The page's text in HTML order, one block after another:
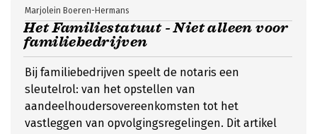
Het Familiestatuut - Niet alleen voor
familiebedrijven
Marjolein Boeren-Hermans
Bij familiebedrijven speelt de notaris een
sleutelrol: van het opstellen van
aandeelhoudersovereenkomsten tot het
vastleggen van opvolgingsregelingen. Dit artikel